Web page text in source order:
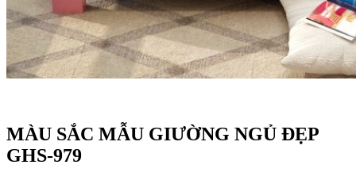
MÀU SẮC MẪU GIƯỜNG NGỦ ĐẸP
GHS-979